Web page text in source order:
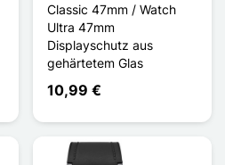
Classic 47mm / Watch
Ultra 47mm
Displayschutz aus
gehärtetem Glas
10,99 €